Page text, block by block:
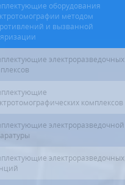
оборудования
методом
и вызванной
электроразведочных
комплексов
электроразведочной
электроразведочных